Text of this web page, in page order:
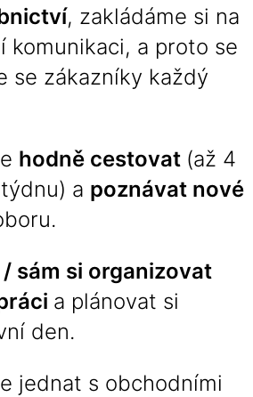
, zakládáme si na
komunikaci, a proto se
se zákazníky každý
hodně cestovat (až 4
a poznávat nové
/ sám si organizovat
a plánovat si
den.
jednat s obchodními